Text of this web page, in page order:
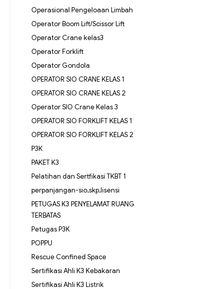
Operasional Pengeloaan Limbah
Operator Boom Lift/Scissor Lift
Operator Crane kelas3
Operator Forklift
Operator Gondola
OPERATOR SIO CRANE KELAS 1
OPERATOR SIO CRANE KELAS 2
Operator SIO Crane Kelas 3
OPERATOR SIO FORKLIFT KELAS 1
OPERATOR SIO FORKLIFT KELAS 2
P3K
PAKET K3
Pelatihan dan Sertfikasi TKBT 1
perpanjangan-sio,skp,lisensi
PETUGAS K3 PENYELAMAT RUANG
TERBATAS
Petugas P3K
POPPU
Rescue Confined Space
Sertifikasi Ahli K3 Kebakaran
Sertifikasi Ahli K3 Listrik